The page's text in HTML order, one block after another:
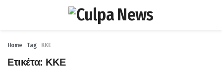
Home Tag ΚΚΕ
Ετικέτα: ΚΚΕ